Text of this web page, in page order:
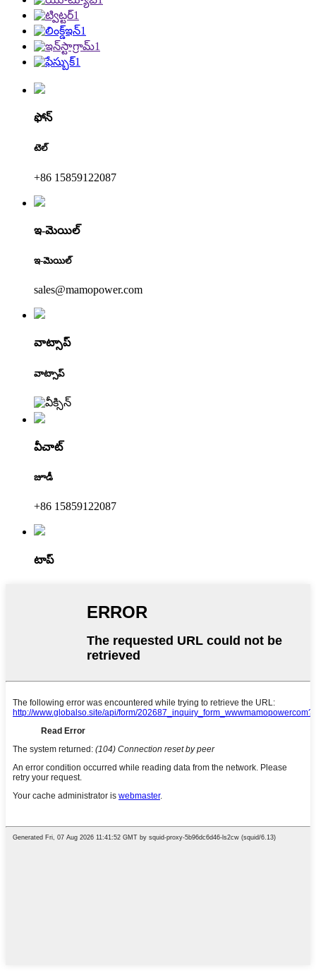
ఫోన్
టెల్
+86 15859122087
ఇ-మెయిల్
ఇ-మెయిల్
sales@mamopower.com
వాట్సాప్
వాట్సాప్
వీచాట్
జూడీ
+86 15859122087
టాప్